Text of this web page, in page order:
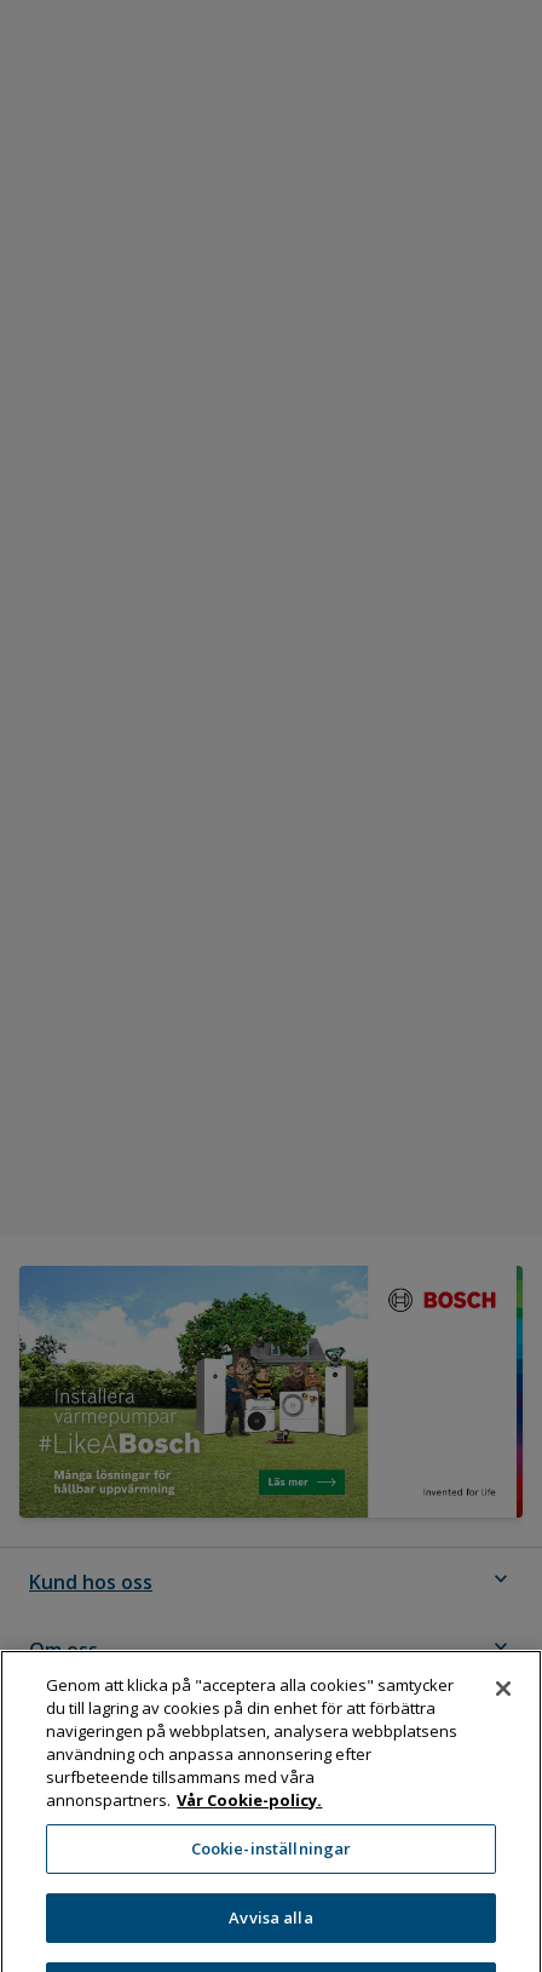
Kund hos oss expand_more
Om oss expand_more
Följ Dahl
Dahl Sverige AB
Box 11076, 161 11 BROMMA
Tel:08-583 595 00
Genom att klicka på "acceptera alla cookies" samtycker
du till lagring av cookies på din enhet för att förbättra
navigeringen på webbplatsen, analysera webbplatsens
användning och anpassa annonsering efter
surfbeteende tillsammans med våra
annonspartners. Vår Cookie-policy.
Cookie-inställningar
Avvisa alla